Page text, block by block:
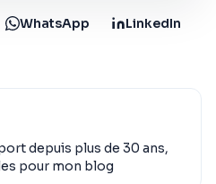
WhatsApp
LinkedIn
depuis plus de 30 ans,
pour mon blog